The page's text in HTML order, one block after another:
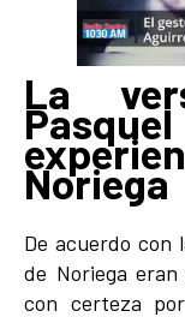
La
Noriega
De acuerdo con
de Noriega
con certeza